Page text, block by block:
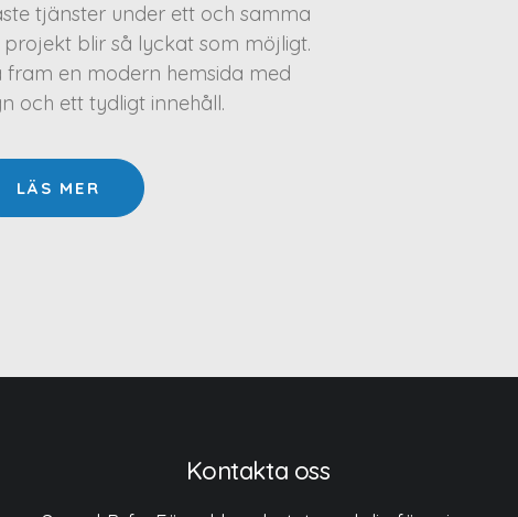
tjänster under ett och samma
blir så lyckat som möjligt.
en modern hemsida med
och ett tydligt innehåll.
LÄS MER
Kontakta oss